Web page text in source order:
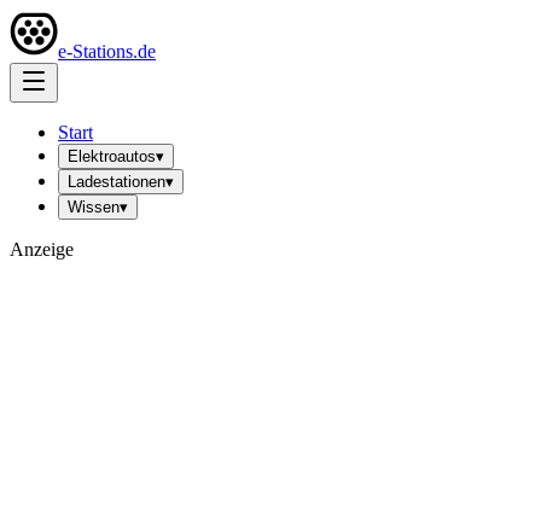
e-Stations.de
Start
Elektroautos▾
Ladestationen▾
Wissen▾
Anzeige